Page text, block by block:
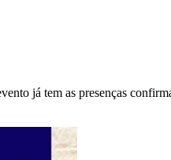
já tem as presenças